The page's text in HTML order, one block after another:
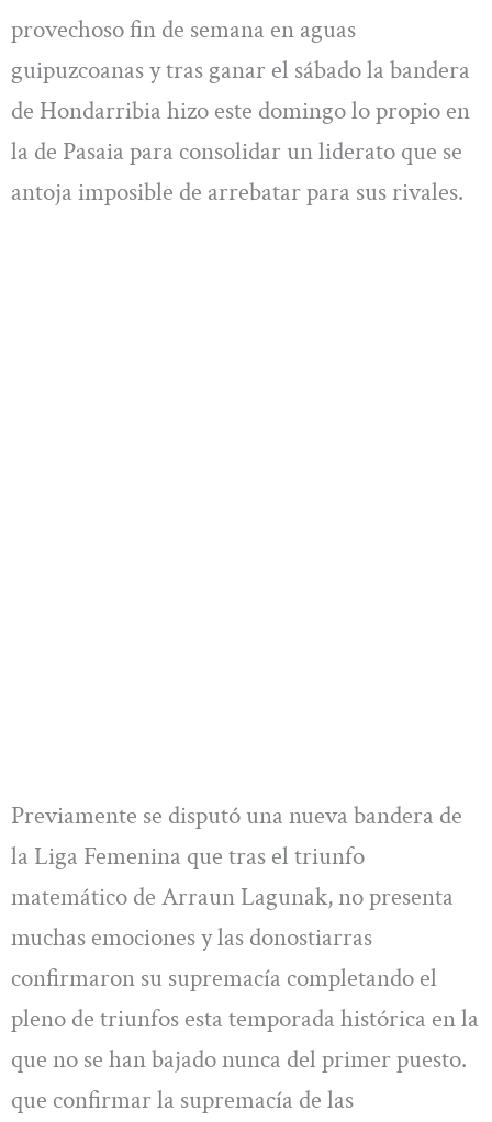
provechoso fin de semana en aguas
guipuzcoanas y tras ganar el sábado la bandera
de Hondarribia hizo este domingo lo propio en
la de Pasaia para consolidar un liderato que se
antoja imposible de arrebatar para sus rivales.
Previamente se disputó una nueva bandera de
la Liga Femenina que tras el triunfo
matemático de Arraun Lagunak, no presenta
muchas emociones y las donostiarras
confirmaron su supremacía completando el
pleno de triunfos esta temporada histórica en la
que no se han bajado nunca del primer puesto.
que confirmar la supremacía de las